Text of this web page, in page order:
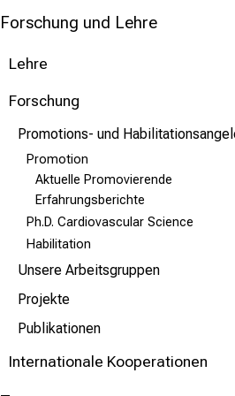
Forschung und Lehre
Lehre
Forschung
Promotions- und
Promotion
Aktuelle Promovierende
Erfahrungsberichte
Ph.D. Cardiovascular Science
Habilitation
Unsere Arbeitsgruppen
Projekte
Publikationen
Internationale Kooperationen